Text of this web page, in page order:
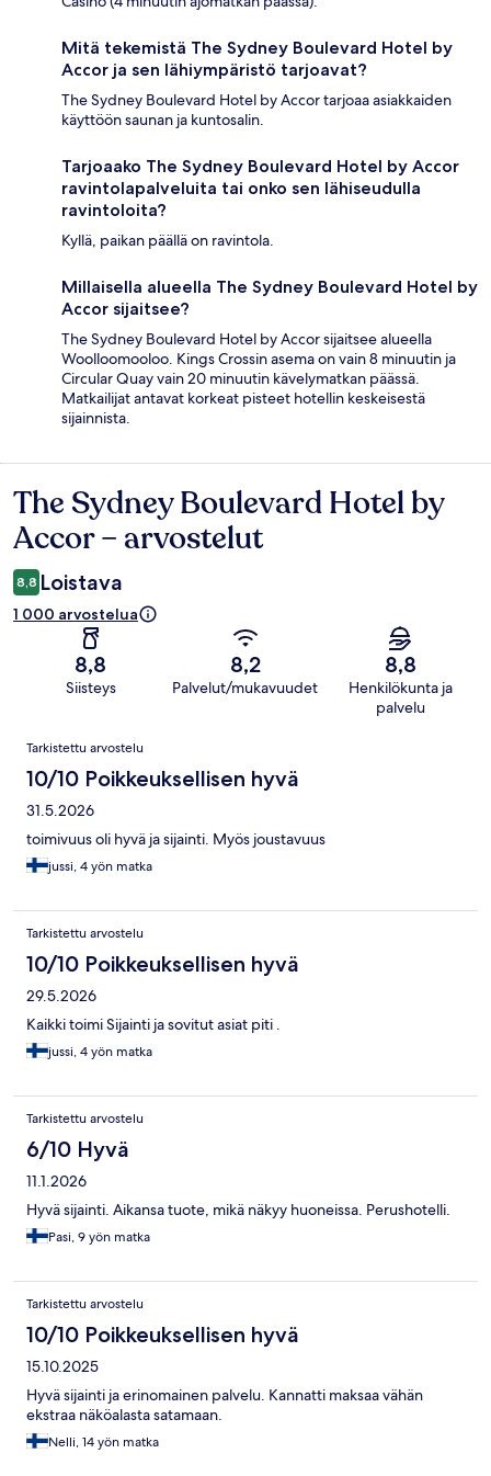
Mitä tekemistä The Sydney Boulevard Hotel by
Accor ja sen lähiympäristö tarjoavat?
The Sydney Boulevard Hotel by Accor tarjoaa asiakkaiden
käyttöön saunan ja kuntosalin.
Tarjoaako The Sydney Boulevard Hotel by Accor
ravintolapalveluita tai onko sen lähiseudulla
ravintoloita?
Kyllä, paikan päällä on ravintola.
Millaisella alueella The Sydney Boulevard Hotel by
Accor sijaitsee?
The Sydney Boulevard Hotel by Accor sijaitsee alueella
Woolloomooloo. Kings Crossin asema on vain 8 minuutin ja
Circular Quay vain 20 minuutin kävelymatkan päässä.
Matkailijat antavat korkeat pisteet hotellin keskeisestä
sijainnista.
Arvostelut
The Sydney Boulevard Hotel by
Accor – arvostelut
8,8 Loistava
1 000 arvostelua
8,8
Siisteys
8,2
Palvelut/mukavuudet
8,8
Henkilökunta ja
palvelu
Arvostelut
Tarkistettu arvostelu
10/10 Poikkeuksellisen hyvä
31.5.2026
toimivuus oli hyvä ja sijainti. Myös joustavuus
jussi, 4 yön matka
Tarkistettu arvostelu
10/10 Poikkeuksellisen hyvä
29.5.2026
Kaikki toimi Sijainti ja sovitut asiat piti .
jussi, 4 yön matka
Tarkistettu arvostelu
6/10 Hyvä
11.1.2026
Hyvä sijainti. Aikansa tuote, mikä näkyy huoneissa. Perushotelli.
Pasi, 9 yön matka
Tarkistettu arvostelu
10/10 Poikkeuksellisen hyvä
15.10.2025
Hyvä sijainti ja erinomainen palvelu. Kannatti maksaa vähän
ekstraa näköalasta satamaan.
Nelli, 14 yön matka